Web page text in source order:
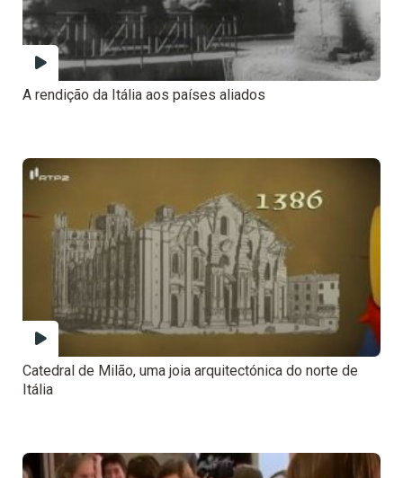
A rendição da Itália aos países aliados
Catedral de Milão, uma joia arquitectónica do norte de
Itália